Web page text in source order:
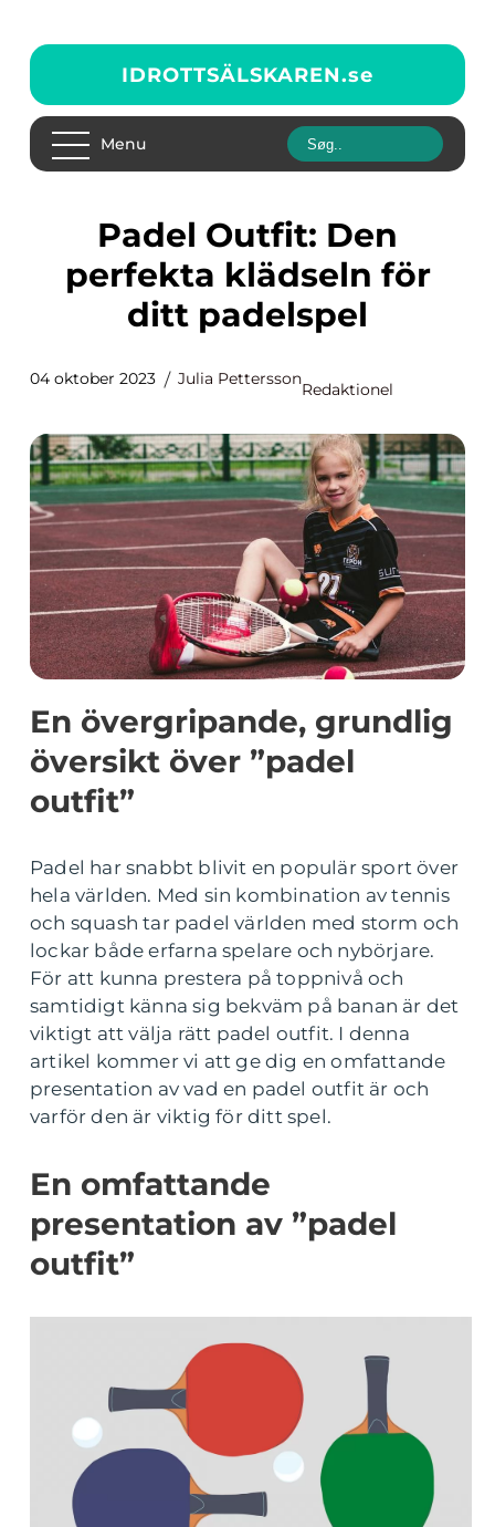
IDROTTSÄLSKAREN.se
Menu
Padel Outfit: Den
perfekta klädseln för
ditt padelspel
04 oktober 2023 Julia Pettersson
Redaktionel
En övergripande, grundlig
översikt över ”padel
outfit”
Padel har snabbt blivit en populär sport över
hela världen. Med sin kombination av tennis
och squash tar padel världen med storm och
lockar både erfarna spelare och nybörjare.
För att kunna prestera på toppnivå och
samtidigt känna sig bekväm på banan är det
viktigt att välja rätt padel outfit. I denna
artikel kommer vi att ge dig en omfattande
presentation av vad en padel outfit är och
varför den är viktig för ditt spel.
En omfattande
presentation av ”padel
outfit”